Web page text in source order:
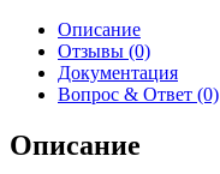
Описание
Отзывы (0)
Документация
Вопрос & Ответ (0)
Описание